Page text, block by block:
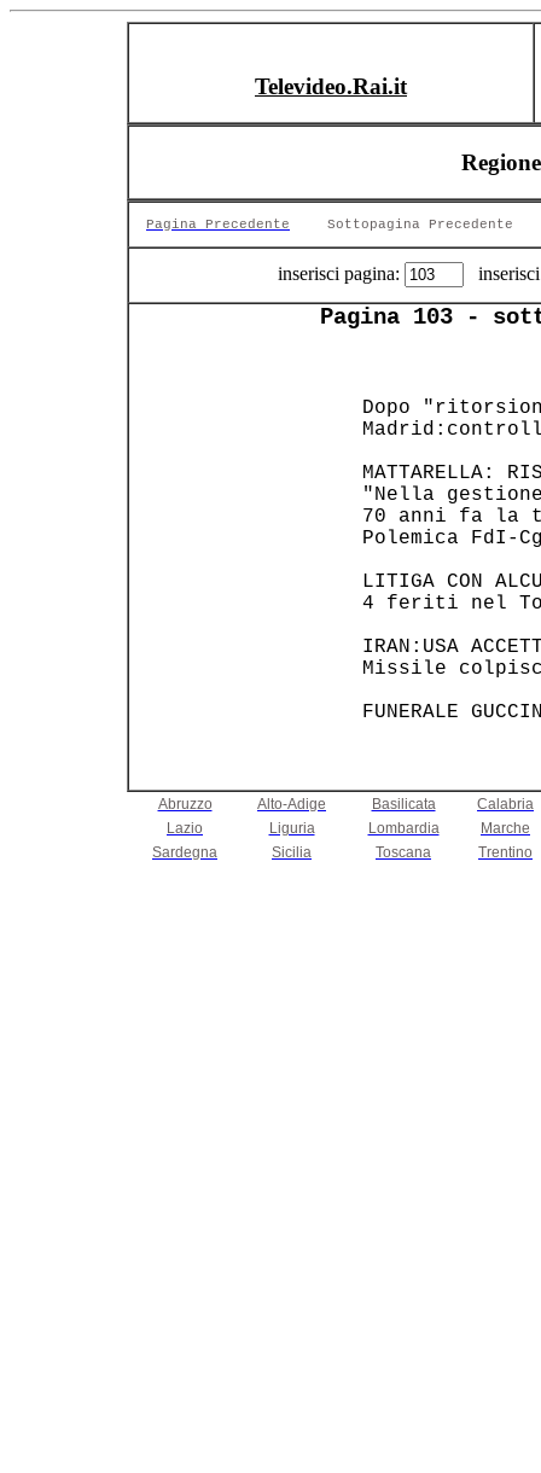
Televideo.Rai.it
Pagina Precedente Sottopagina Precedente
inserisci pagina:
Pagina 103 -
Dopo
MATTARELLA:
"Nella
70 anni fa la
Polemica FdI-
LITIGA CON
4 feriti nel
IRAN:USA
Missile
Abruzzo Alto-Adige Basilicata
Calabria
Lazio
Liguria Lombardia
Marche
Sardegna
Sicilia Toscana Trentino